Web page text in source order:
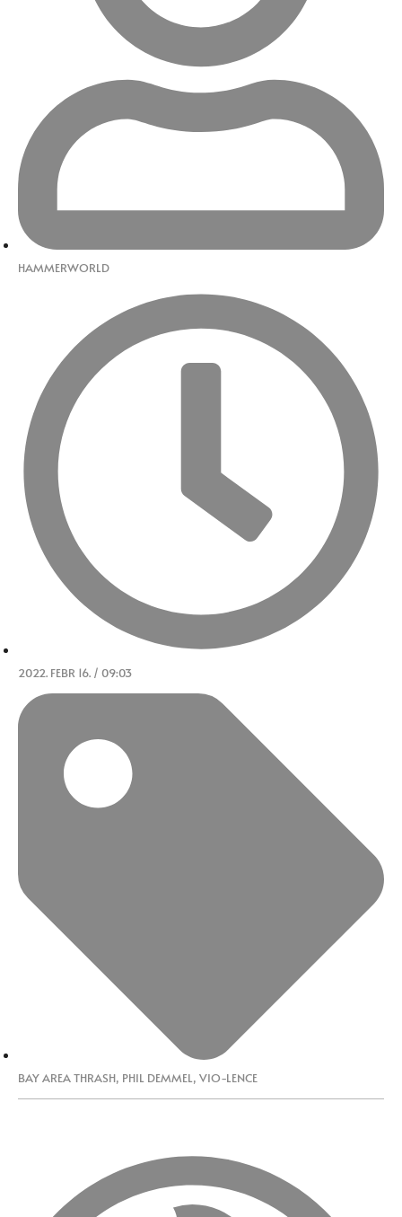
HAMMERWORLD
2022. FEBR 16. / 09:03
BAY AREA THRASH, PHIL DEMMEL, VIO-LENCE